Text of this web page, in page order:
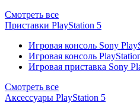
Смотреть все
Приставки PlayStation 5
Игровая консоль Sony
Игровая консоль
Игровая приставка Sony
Смотреть все
Аксессуары PlayStation 5